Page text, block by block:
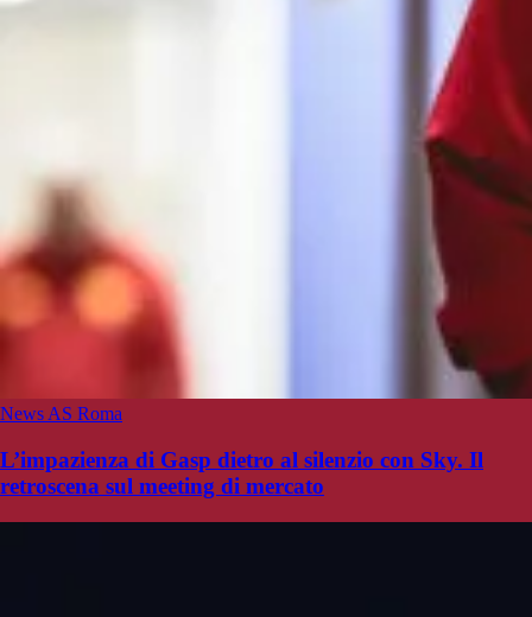
News AS Roma
L’impazienza di Gasp dietro al silenzio con Sky. Il
retroscena sul meeting di mercato